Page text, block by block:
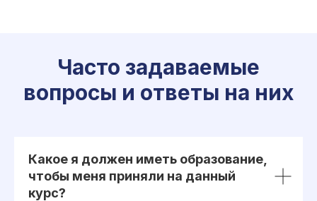
Часто задаваемые
вопросы и ответы на них
Какое я должен иметь образование,
чтобы меня приняли на данный
курс?
Юридический адрес: 107031, г.Москва, вн.тер.г.
Муниципальный Округ Мещанский, ул Кузнецкий